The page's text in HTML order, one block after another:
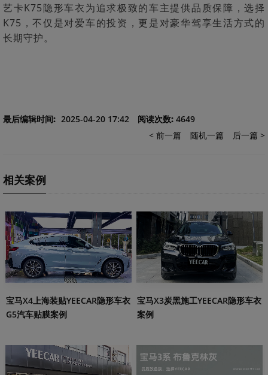
艺卡K75隐形车衣为追求极致的车主提供品质保障，选择
K75，不仅是对爱车的投资，更是对豪华驾享生活方式的
长期守护。
最后编辑时间: 2025-04-20 17:42 阅读次数:4649
< 前一篇
随机一篇 后一篇 >
相关案例
宝马X4上海装贴YEECAR隐形车衣
G5汽车贴膜案例
宝马X3炭黑施工YEECAR隐形车衣
案例